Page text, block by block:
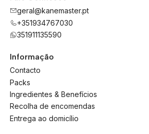
geral@kanemaster.pt
+351934767030
351911135590
Informação
Contacto
Packs
Ingredientes & Benefícios
Recolha de encomendas
Entrega ao domicílio